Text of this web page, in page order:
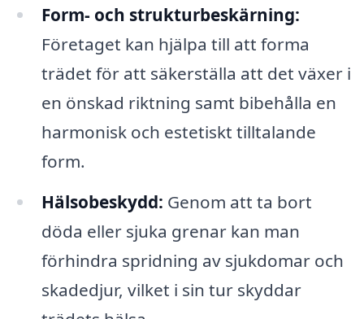
Form- och strukturbeskärning:
Företaget kan hjälpa till att forma
trädet för att säkerställa att det växer i
en önskad riktning samt bibehålla en
harmonisk och estetiskt tilltalande
form.
Hälsobeskydd: Genom att ta bort
döda eller sjuka grenar kan man
förhindra spridning av sjukdomar och
skadedjur, vilket i sin tur skyddar